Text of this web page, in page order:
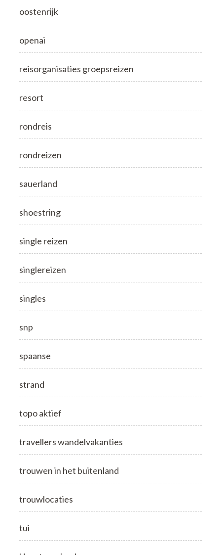
oostenrijk
openai
reisorganisaties groepsreizen
resort
rondreis
rondreizen
sauerland
shoestring
single reizen
singlereizen
singles
snp
spaanse
strand
topo aktief
travellers wandelvakanties
trouwen in het buitenland
trouwlocaties
tui